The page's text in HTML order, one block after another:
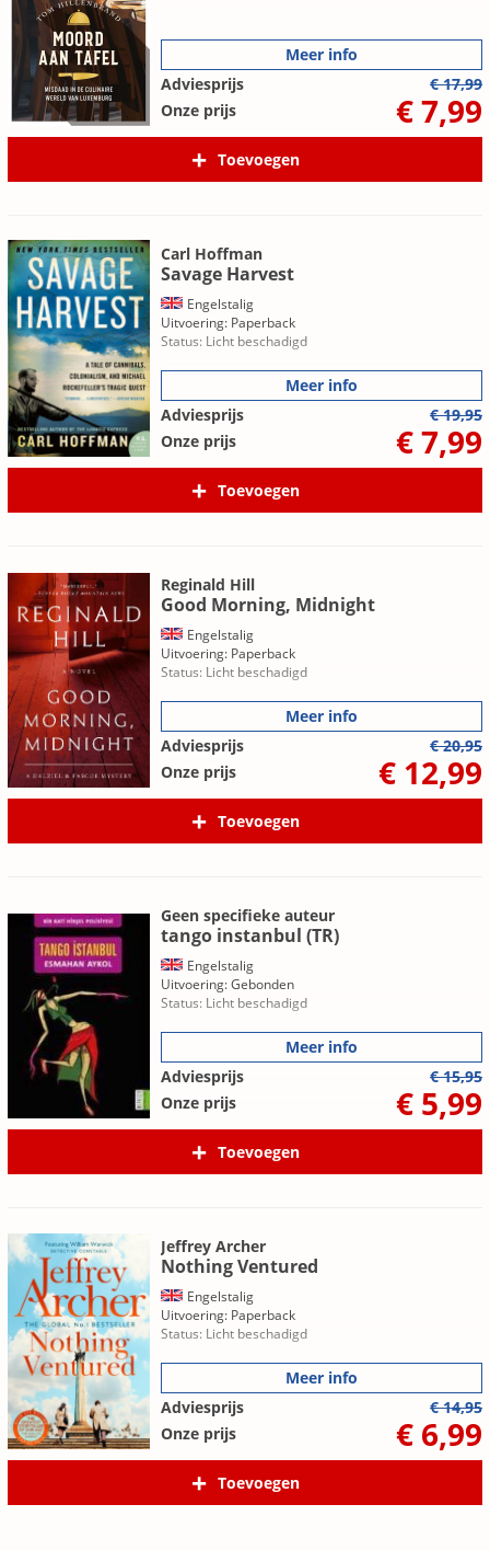
Meer info
Adviesprijs
€ 17,99
Onze prijs
€ 7,99
Toevoegen
Carl Hoffman
Savage Harvest
Engelstalig
Uitvoering: Paperback
Status: Licht beschadigd
Meer info
Adviesprijs
€ 19,95
Onze prijs
€ 7,99
Toevoegen
Reginald Hill
Good Morning, Midnight
Engelstalig
Uitvoering: Paperback
Status: Licht beschadigd
Meer info
Adviesprijs
€ 20,95
Onze prijs
€ 12,99
Toevoegen
Geen specifieke auteur
tango instanbul (TR)
Engelstalig
Uitvoering: Gebonden
Status: Licht beschadigd
Meer info
Adviesprijs
€ 15,95
Onze prijs
€ 5,99
Toevoegen
Jeffrey Archer
Nothing Ventured
Engelstalig
Uitvoering: Paperback
Status: Licht beschadigd
Meer info
Adviesprijs
€ 14,95
Onze prijs
€ 6,99
Toevoegen